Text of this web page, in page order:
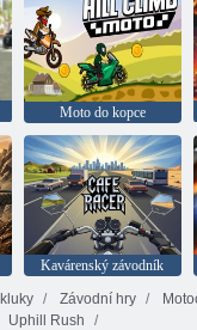
Moto do kopce
Kavárenský závodník
Závodní hry
Uphill Rush